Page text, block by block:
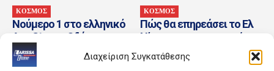
Διαχείριση Συγκατάθεσης
ΚΟΣΜΟΣ
Νούμερο 1 στο ελληνικό
App Store η Οδύσσεια του
Ομήρου του Διαμαντή
Καραναστάση
ΚΟΣΜΟΣ
Πώς θα επηρεάσει το Ελ
Νίνιο την επισιτιστική
ασφάλεια – Σχεδόν 49
εκατ. άνθρωποι...